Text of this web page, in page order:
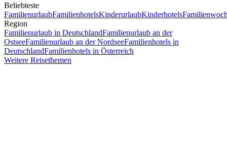
Beliebteste
FamilienurlaubFamilienhotelsKinderurlaubKinderhotels
Region
Familienurlaub in DeutschlandFamilienurlaub an der
OstseeFamilienurlaub an der NordseeFamilienhotels in
DeutschlandFamilienhotels in Österreich
Weitere Reisethemen